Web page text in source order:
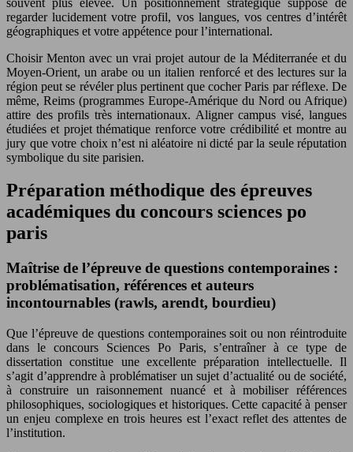
regarder lucidement votre profil, vos langues, vos centres d’intérêt
géographiques et votre appétence pour l’international.
Choisir Menton avec un vrai projet autour de la Méditerranée et du
Moyen-Orient, un arabe ou un italien renforcé et des lectures sur la
région peut se révéler plus pertinent que cocher Paris par réflexe. De
même, Reims (programmes Europe-Amérique du Nord ou Afrique)
attire des profils très internationaux. Aligner campus visé, langues
étudiées et projet thématique renforce votre crédibilité et montre au
jury que votre choix n’est ni aléatoire ni dicté par la seule réputation
symbolique du site parisien.
Préparation méthodique des épreuves
académiques du concours sciences po
paris
Maîtrise de l’épreuve de questions contemporaines :
problématisation, références et auteurs
incontournables (rawls, arendt, bourdieu)
Que l’épreuve de questions contemporaines soit ou non réintroduite
dans le concours Sciences Po Paris, s’entraîner à ce type de
dissertation constitue une excellente préparation intellectuelle. Il
s’agit d’apprendre à problématiser un sujet d’actualité ou de société,
à construire un raisonnement nuancé et à mobiliser références
philosophiques, sociologiques et historiques. Cette capacité à penser
un enjeu complexe en trois heures est l’exact reflet des attentes de
l’institution.